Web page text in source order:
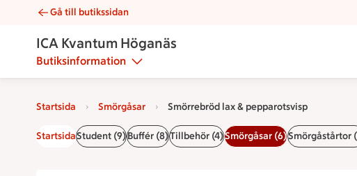
Smörrebröd lax & pepparotsvisp | Catering ICA Kvantum Höganäs
Gå till butikssidan
ICA Kvantum Höganäs
Butiksinformation
Startsida Smörgåsar Smörrebröd lax & pepparotsvisp
StartsidaStudent (9)Buffér (8)Tillbehör (4)Smörgåsar (6)Smörgåstårtor